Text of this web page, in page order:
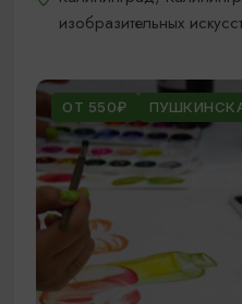
изобразительных
ОТ 550₽